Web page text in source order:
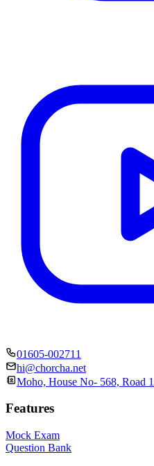
01605-002711
hi@chorcha.net
Moho, House No- 568, Road
Features
Mock Exam
Question Bank